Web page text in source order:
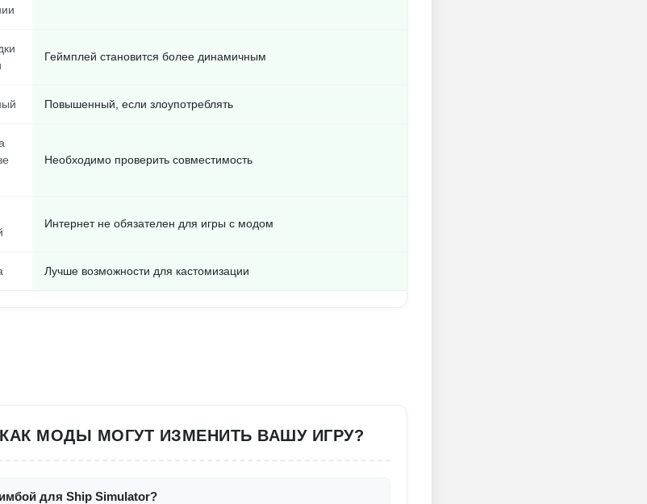
Геймплей становится более динамичным
Повышенный, если злоупотреблять
Необходимо проверить совместимость
Интернет не обязателен для игры с модом
Лучше возможности для кастомизации
КАК МОДЫ МОГУТ ИЗМЕНИТЬ ВАШУ ИГРУ?
для Ship Simulator?